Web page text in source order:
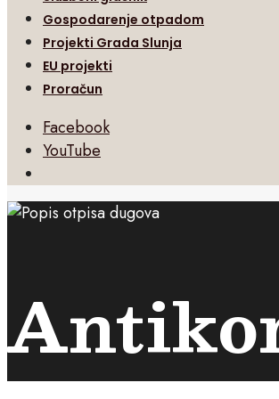
Gospodarenje otpadom
Projekti Grada Slunja
EU projekti
Proračun
Facebook
YouTube
Search
Window